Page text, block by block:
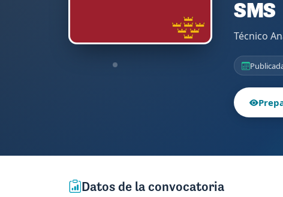
SMS
Técnico
Datos de la convocatoria